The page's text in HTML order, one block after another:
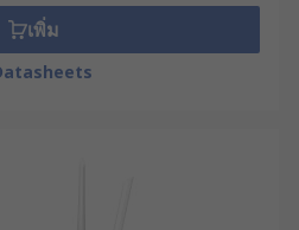
ทำงานด้วยหลักการ
ส้นทาง" (Routing) ซึ่ง
อกเส้นทางที่เหมาะสมที่สุด
เพิ่ม